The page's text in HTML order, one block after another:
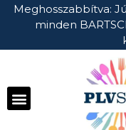
Meghosszabbítva:
minden